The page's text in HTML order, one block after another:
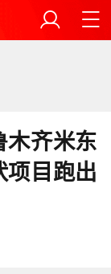
木齐米东
项目跑出